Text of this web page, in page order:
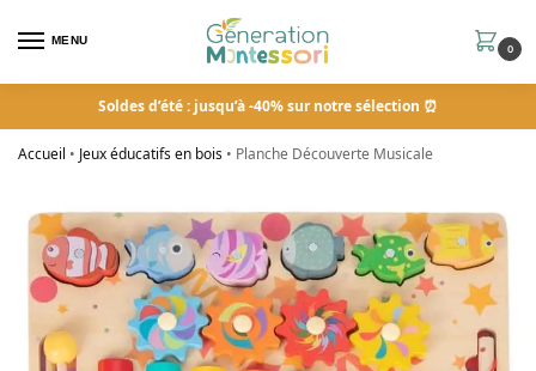
MENU
0
Soldes d’été : jusqu’à -40% sur notre sélection ⏰
Accueil • Jeux éducatifs en bois • Planche Découverte Musicale